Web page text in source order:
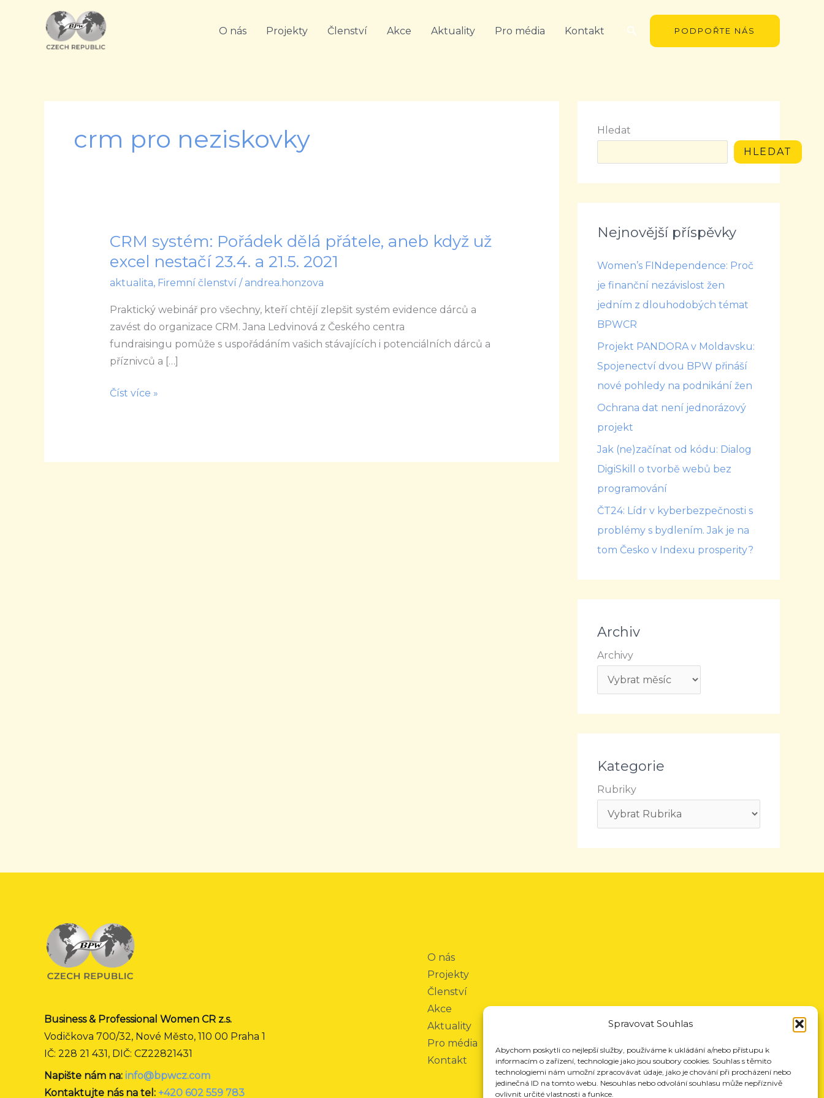
Spravovat Souhlas
Abychom poskytli co nejlepší služby, používáme k ukládání a/nebo přístupu k
informacím o zařízení, technologie jako jsou soubory cookies. Souhlas s těmito
technologiemi nám umožní zpracovávat údaje, jako je chování při procházení nebo
jedinečná ID na tomto webu. Nesouhlas nebo odvolání souhlasu může nepříznivě
ovlivnit určité vlastnosti a funkce.
O nás Projekty Členství Akce Aktuality Pro média Kontakt Hledat PODPOŘTE NÁS
crm pro neziskovky
CRM systém: Pořádek dělá přátele, aneb když už
excel nestačí 23.4. a 21.5. 2021
aktualita, Firemní členství/ andrea.honzova
Praktický webinář pro všechny, kteří chtějí zlepšit systém evidence dárců a
zavést do organizace CRM. Jana Ledvinová z Českého centra
fundraisingu pomůže s uspořádáním vašich stávajících i potenciálních dárců a
příznivců a […]
CRM
systém:
přátele,
aneb
když
už
nestačí
2021
Číst více »
Hledat
HLEDAT
Nejnovější příspěvky
Women’s FINdependence: Proč
je finanční nezávislost žen
jedním z dlouhodobých témat
BPWCR
Projekt PANDORA v Moldavsku:
Spojenectví dvou BPW přináší
nové pohledy na podnikání žen
Ochrana dat není jednorázový
projekt
Jak (ne)začínat od kódu: Dialog
DigiSkill o tvorbě webů bez
programování
ČT24: Lídr v kyberbezpečnosti s
problémy s bydlením. Jak je na
tom Česko v Indexu prosperity?
Archiv
Archivy
Kategorie
Rubriky
Business & Professional Women CR z.s.
Vodičkova 700/32, Nové Město, 110 00 Praha 1
IČ: 228 21 431, DIČ: CZ22821431
Napište nám na: info@bpwcz.com
Kontaktujte nás na tel: +420 602 559 783
O nás
Projekty
Členství
Akce
Aktuality
Pro média
Kontakt